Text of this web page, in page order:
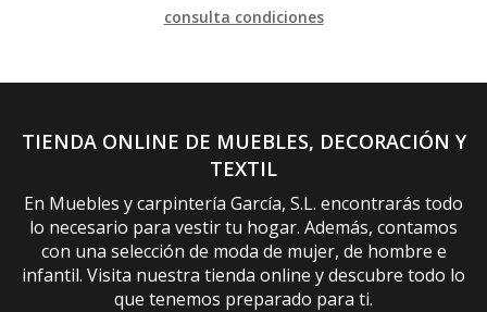
consulta condiciones
TIENDA ONLINE DE MUEBLES, DECORACIÓN Y
TEXTIL
En Muebles y carpintería García, S.L. encontrarás todo
lo necesario para vestir tu hogar. Además, contamos
con una selección de moda de mujer, de hombre e
infantil. Visita nuestra tienda online y descubre todo lo
que tenemos preparado para ti.